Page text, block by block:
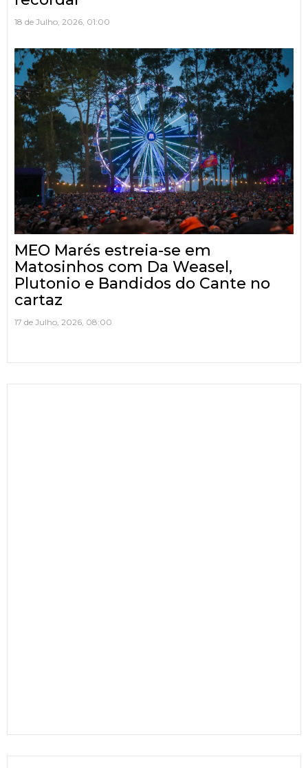
18 de Julho, 2026, 01:00
MEO Marés estreia-se em
Matosinhos com Da Weasel,
Plutonio e Bandidos do Cante no
cartaz
17 de Julho, 2026, 08:00